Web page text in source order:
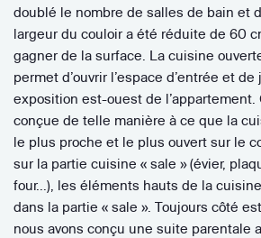
doublé le nombre de salles de bain et
largeur du couloir a été réduite de 60
gagner de la surface. La cuisine
permet d’ouvrir l’espace d’entrée et
exposition est-ouest de
conçue de telle manière à ce que la
le plus proche et le plus ouvert sur le
sur la partie cuisine « sale » (évier,
four…), les éléments hauts de la
dans la partie « sale ». Toujours côté
nous avons conçu une suite parentale